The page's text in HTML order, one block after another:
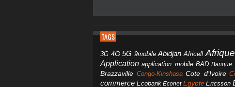
TAGS
3G 4G 5G 9mobile Abidjan Africell Afrique
Application application mobile BAD Banque
Brazzaville Congo-Kinshasa Cote d'Ivoire
commerce Ecobank Econet Egypte Ericsson